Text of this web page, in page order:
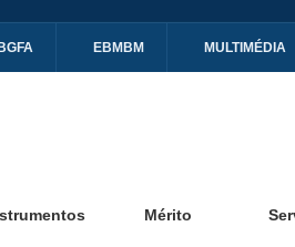
EBMBM MULTIMÉDIA
Mérito